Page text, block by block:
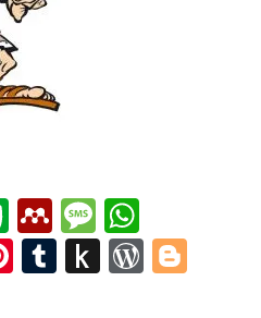
Evernote
Mendeley
Message
Pinterest
Tumblr
Push